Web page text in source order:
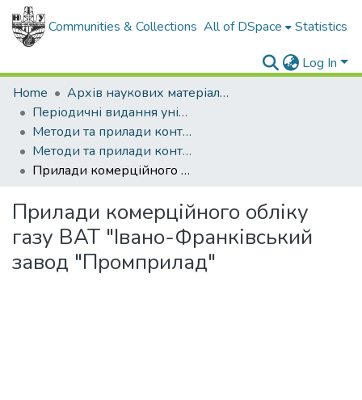
Communities & Collections All of DSpace Statistics
Log In
Home
Архів наукових матеріалів
Періодичні видання університету
Методи та прилади контролю якості
Методи та прилади контролю якості - 1999 - № 4
Прилади комерційного обліку газу ВАТ "Івано-Франківський завод "Промприлад"
Прилади комерційного обліку
газу ВАТ "Івано-Франківський
завод "Промприлад"